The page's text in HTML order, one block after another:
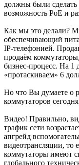
должны были
возможность PoE и
Как мы это делали?
обеспечивающий
IP-телефонией.
продаём
бизнес-процесс. На 1
«протаскиваем» 6
Но что Вы думаете о
коммутаторов
Видео! Правильно,
трафик сети
апгрейд
видеотрансляции, то
коммутаторы имеют
глобального